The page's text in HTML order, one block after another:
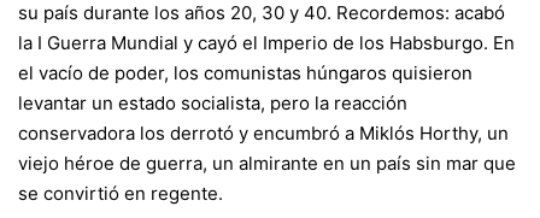
su país durante los años 20, 30 y 40. Recordemos: acabó
la I Guerra Mundial y cayó el Imperio de los Habsburgo. En
el vacío de poder, los comunistas húngaros quisieron
levantar un estado socialista, pero la reacción
conservadora los derrotó y encumbró a Miklós Horthy, un
viejo héroe de guerra, un almirante en un país sin mar que
se convirtió en regente.